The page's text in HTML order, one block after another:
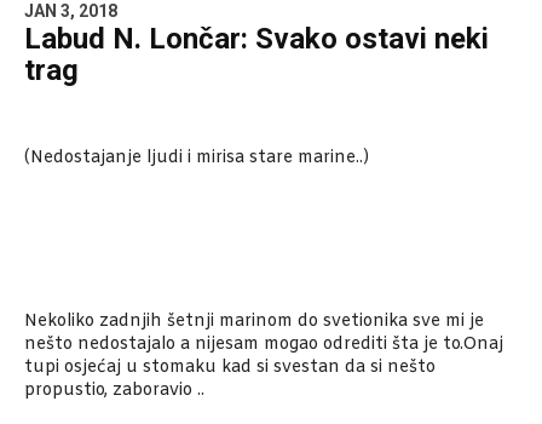
JAN 3, 2018
Labud N. Lončar: Svako ostavi neki
trag
(Nedostajanje ljudi i mirisa stare marine..)
Nekoliko zadnjih šetnji marinom do svetionika sve mi je
nešto nedostajalo a nijesam mogao odrediti šta je to.Onaj
tupi osjećaj u stomaku kad si svestan da si nešto
propustio, zaboravio ..